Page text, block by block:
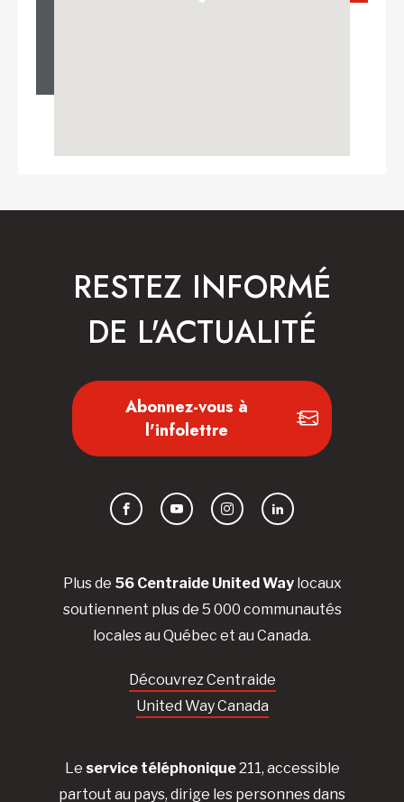
Plus de 56 Centraide United Waylocaux
soutiennent plus de 5 000 communautés
locales au Québec et au Canada.
Découvrez Centraide
United Way Canada
Le service téléphonique211, accessible
partout au pays, dirige les personnes dans
RESTEZ INFORMÉ
DE L'ACTUALITÉ
Abonnez-vous à
l'infolettre
FacebookYouTubeInstagramLinkedIn